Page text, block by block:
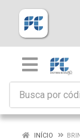
INÍCIO